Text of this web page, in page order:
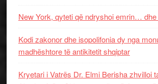
New York, qyteti që ndryshoi emrin…
Kodi zakonor dhe isopolifonia dy nga
madhështore të antikitetit shqiptar
Kryetari i Vatrës Dr. Elmi Berisha zhvilloi